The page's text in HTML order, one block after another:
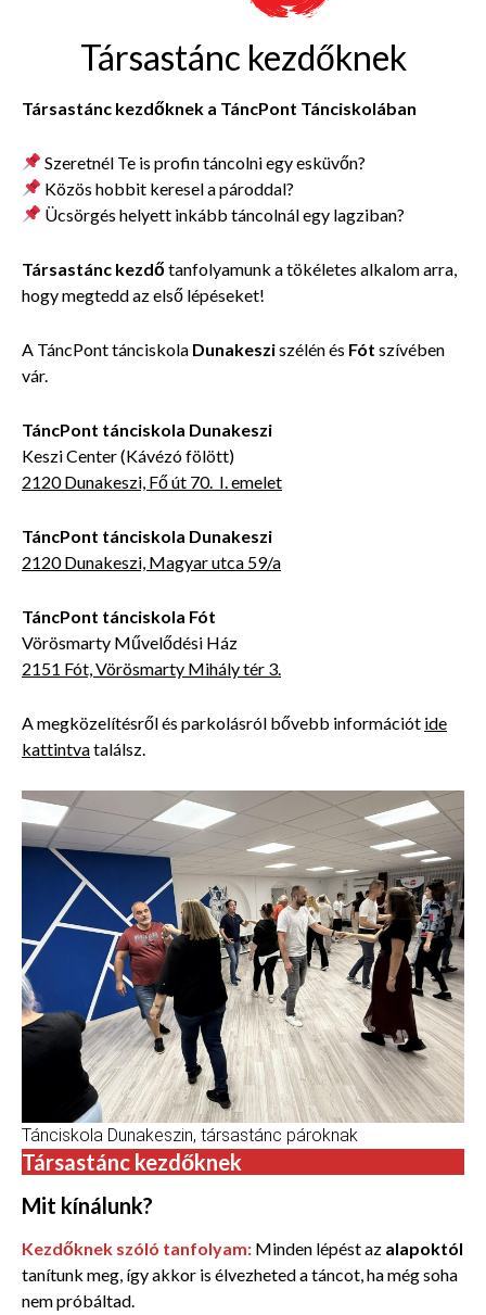
Társastánc kezdőknek
Társastánc kezdőknek a TáncPont Tánciskolában
Szeretnél Te is profin táncolni egy esküvőn?
Közös hobbit keresel a pároddal?
Ücsörgés helyett inkább táncolnál egy lagziban?
Társastánc kezdőtanfolyamunk a tökéletes alkalom arra,
hogy megtedd az első lépéseket!
A TáncPont tánciskola Dunakesziszélén és Fót szívében
vár.
TáncPont tánciskola Dunakeszi
Keszi Center (Kávézó fölött)
2120 Dunakeszi, Fő út 70. I. emelet
TáncPont tánciskola Dunakeszi
2120 Dunakeszi, Magyar utca 59/a
TáncPont tánciskola Fót
Vörösmarty Művelődési Ház
2151 Fót, Vörösmarty Mihály tér 3.
A megközelítésről és parkolásról bővebb információt ide
kattintvatalálsz.
Tánciskola Dunakeszin, társastánc pároknak
Társastánc kezdőknek
Mit kínálunk?
Kezdőknek szóló tanfolyam: Minden lépést az alapoktól
tanítunk meg, így akkor is élvezheted a táncot, ha még soha
nem próbáltad.